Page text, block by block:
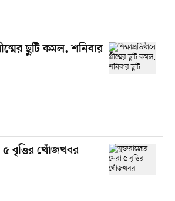
ছুটি কমল, শনিবার
৫ বৃত্তির খোঁজখবর